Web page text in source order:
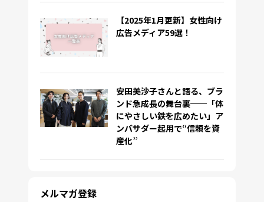
【2025年1月更新】女性向け
広告メディア59選！
安田美沙子さんと語る、ブラ
ンド急成長の舞台裏──「体
にやさしい鉄を広めたい」ア
ンバサダー起用で“信頼を資
産化”
メルマガ登録